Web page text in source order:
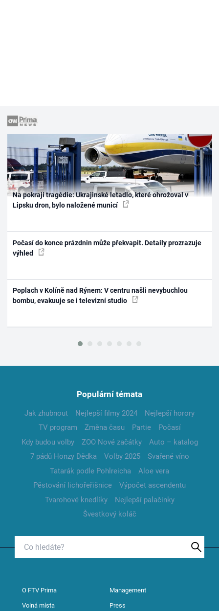
Na pokraji tragédie: Ukrajinské letadlo, které ohrožoval v
Lipsku dron, bylo naložené municí
Počasí do konce prázdnin může překvapit. Detaily prozrazuje
výhled
Poplach v Kolíně nad Rýnem: V centru našli nevybuchlou
bombu, evakuuje se i televizní studio
Populární témata
Jak zhubnout Nejlepší filmy 2024
Nejlepší horory
TV program
Změna času Partie
Počasí
Kdy budou volby
ZOO Nové začátky
Auto – katalog
7 pádů Honzy Dědka
Volby 2025
Svařené víno
Tatarák podle Pohlreicha
Aloe vera
Pěstování lichořeřišnice
Výpočet ascendentu
Tvarohové knedlíky
Nejlepší palačinky
Švestkový koláč
O FTV Prima Management
Volná místa Press